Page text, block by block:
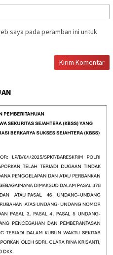
saya pada peramban ini untuk